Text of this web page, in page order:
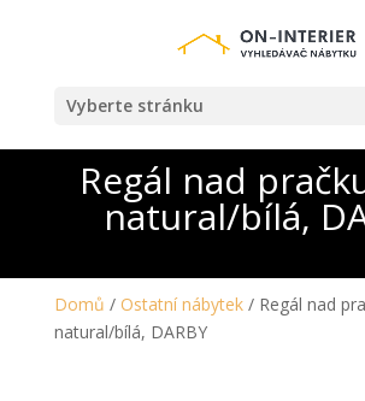
Vyberte stránku
Regál nad
natural/bílá,
Domů / Ostatní nábytek/ Regál nad
natural/bílá, DARBY